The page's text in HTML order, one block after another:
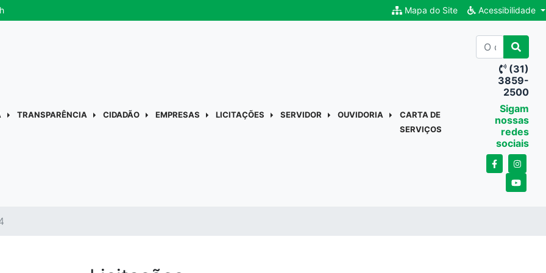
Mapa do Site Acessibilidade
TRANSPARÊNCIA CIDADÃO EMPRESAS LICITAÇÕES SERVIDOR OUVIDORIA
CARTA DE
SERVIÇOS
(31)
3859-
2500
Sigam
nossas
redes
sociais